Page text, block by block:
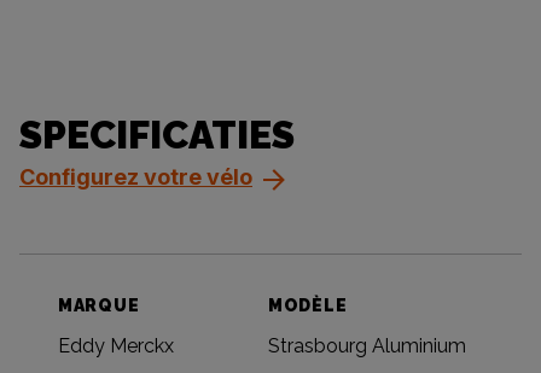
SPECIFICATIES
Configurez votre vélo
MARQUE
Eddy Merckx
MODÈLE
Strasbourg Aluminium